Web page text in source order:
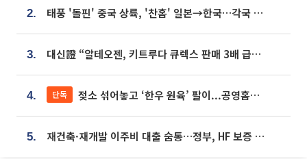
2. 태풍 '돌핀' 중국 상륙, '찬홈' 일본→한국…각국 기상청 예상 경로는?
3. 대신證 “알테오젠, 키트루다 큐렉스 판매 3배 급증…목표가 41만원 상향”
4. 단독 젖소 섞어놓고 ‘한우 원육’ 팔이...공영홈쇼핑 표기·검증 구멍
5. 재건축·재개발 이주비 대출 숨통…정부, HF 보증 신설 추진